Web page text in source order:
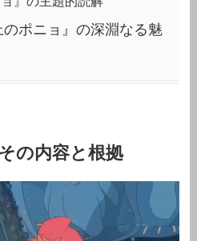
のポニョ』の深淵なる魅
の内容と根拠